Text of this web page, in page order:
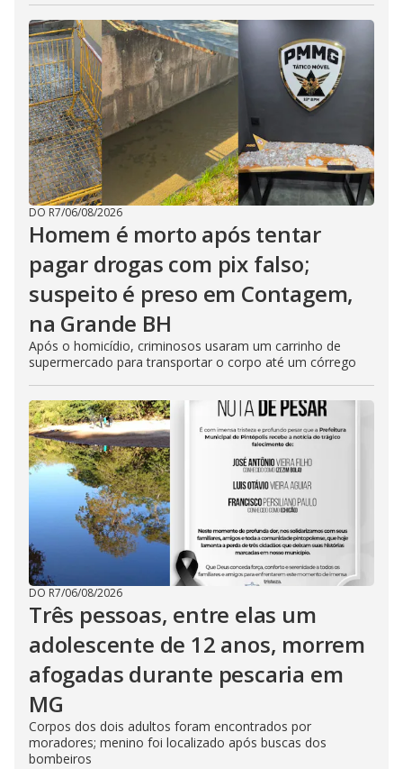
DO R7/06/08/2026
Homem é morto após tentar
pagar drogas com pix falso;
suspeito é preso em Contagem,
na Grande BH
Após o homicídio, criminosos usaram um carrinho de
supermercado para transportar o corpo até um córrego
DO R7/06/08/2026
Três pessoas, entre elas um
adolescente de 12 anos, morrem
afogadas durante pescaria em
MG
Corpos dos dois adultos foram encontrados por
moradores; menino foi localizado após buscas dos
bombeiros